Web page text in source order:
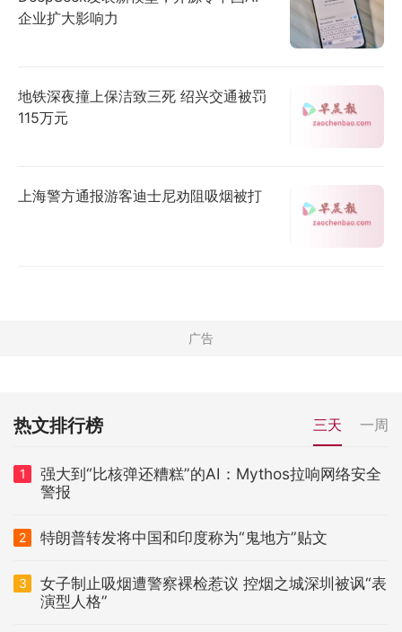
企业扩大影响力
地铁深夜撞上保洁致三死 绍兴交通被罚
115万元
上海警方通报游客迪士尼劝阻吸烟被打
热文排行榜 三天 一周
1
强大到“比核弹还糟糕”的AI：Mythos拉响网络安全
警报
2 特朗普转发将中国和印度称为“鬼地方”贴文
3
女子制止吸烟遭警察裸检惹议 控烟之城深圳被讽“表
演型人格”